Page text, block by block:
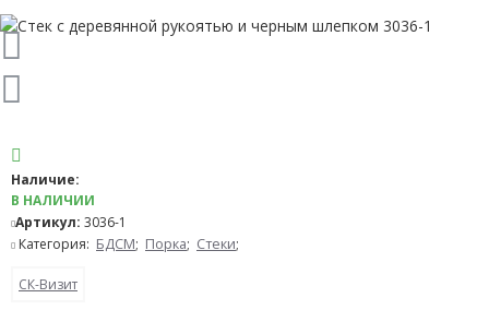
Наличие:
В НАЛИЧИИ
Артикул: 3036-1
Категория: БДСМ; Порка; Стеки;
СК-Визит